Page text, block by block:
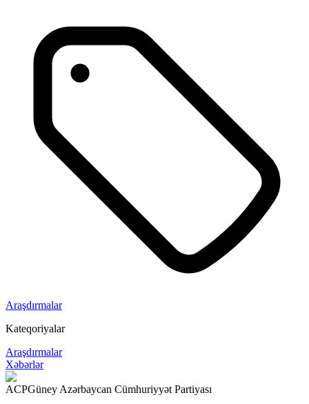
Araşdırmalar
Kateqoriyalar
Araşdırmalar
Xəbərlər
ACPGüney Azərbaycan Cümhuriyyət Partiyası